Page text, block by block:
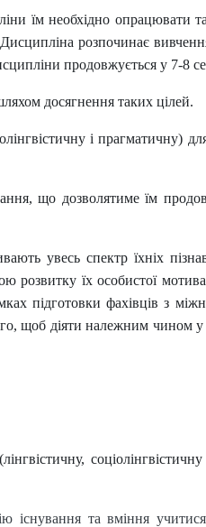
їм необхідно опрацювати
Дисципліна розпочинає
продовжується у 7-8
досягнення таких цілей.
і прагматичну)
що дозволятиме їм
увесь спектр їхніх
їх особистої
підготовки фахівців з
щоб діяти належним чином у
існування та вміння